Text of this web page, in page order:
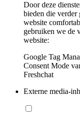
Door deze
bieden die verder
website
gebruiken we de
website:
Google Tag
Consent Mode
Freshchat
Externe media-